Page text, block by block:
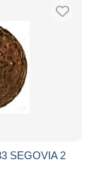
SEGOVIA 2